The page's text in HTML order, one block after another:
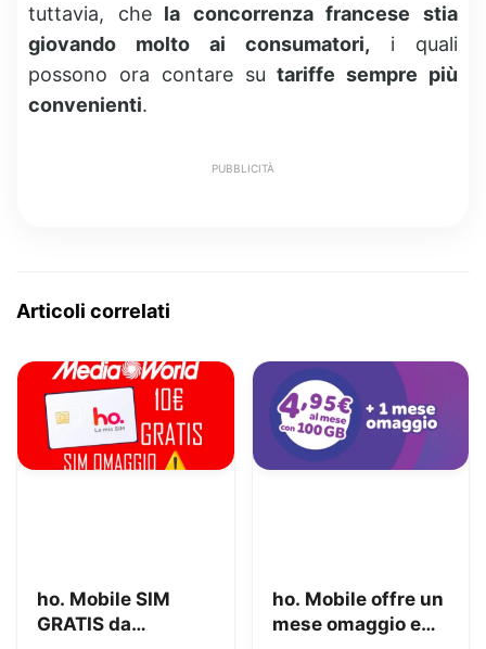
tuttavia, chela concorrenza francese stia
giovando molto ai consumatori, i quali
possono ora contare sutariffe sempre più
convenienti.
PUBBLICITÀ
Articoli correlati
ho. Mobile SIM
GRATIS da
ho. Mobile offre un
mese omaggio e